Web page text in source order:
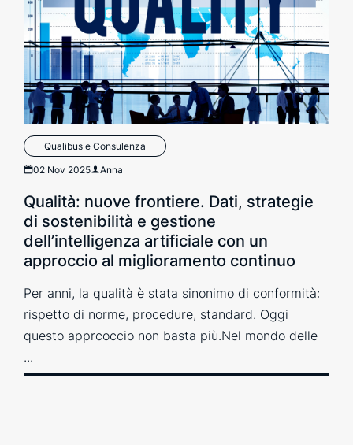
Qualibus e Consulenza
02 Nov 2025 Anna
Qualità: nuove frontiere. Dati, strategie
di sostenibilità e gestione
dell’intelligenza artificiale con un
approccio al miglioramento continuo
Per anni, la qualità è stata sinonimo di conformità:
rispetto di norme, procedure, standard. Oggi
questo apprcoccio non basta più.Nel mondo delle
...